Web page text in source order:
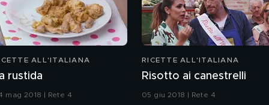
ALL'ITALIANA
rustida
mag 2018 | Rete 4
RICETTE ALL'ITALIANA
Risotto ai canestrelli
05 giu 2018 | Rete 4